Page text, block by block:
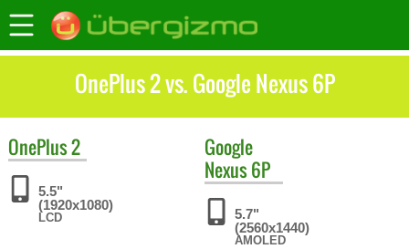
OnePlus 2 vs. Google Nexus 6P
OnePlus2
5.5"
(1920x1080)
LCD
Google
Nexus 6P
5.7"
(2560x1440)
AMOLED